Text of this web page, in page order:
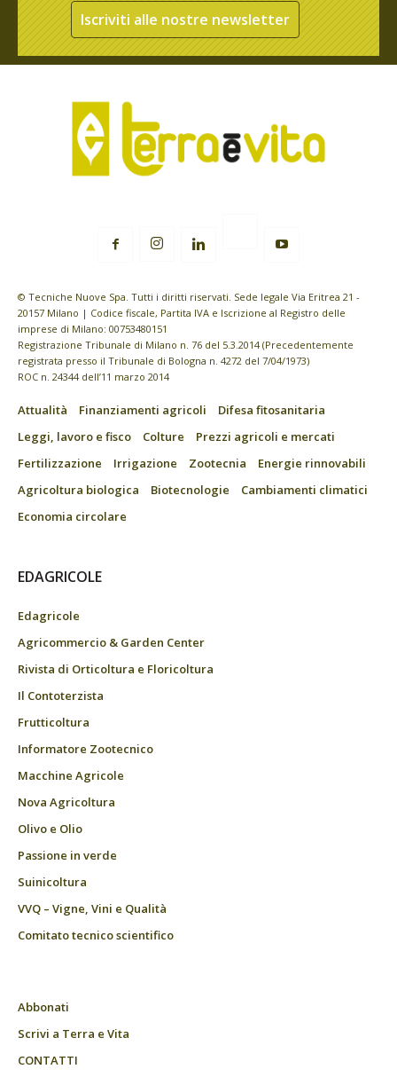
Iscriviti alle nostre newsletter
© Tecniche Nuove Spa. Tutti i diritti riservati. Sede legale Via Eritrea 21 -
20157 Milano | Codice fiscale, Partita IVA e Iscrizione al Registro delle
imprese di Milano: 00753480151
Registrazione Tribunale di Milano n. 76 del 5.3.2014 (Precedentemente
registrata presso il Tribunale di Bologna n. 4272 del 7/04/1973)
ROC n. 24344 dell’11 marzo 2014
Attualità Finanziamenti agricoli
Difesa fitosanitaria
Leggi, lavoro e fisco
Colture
Prezzi agricoli e mercati
Fertilizzazione
Irrigazione Zootecnia
Energie rinnovabili
Agricoltura biologica
Biotecnologie
Cambiamenti climatici
Economia circolare
EDAGRICOLE
Edagricole
Agricommercio & Garden Center
Rivista di Orticoltura e Floricoltura
Il Contoterzista
Frutticoltura
Informatore Zootecnico
Macchine Agricole
Nova Agricoltura
Olivo e Olio
Passione in verde
Suinicoltura
VVQ – Vigne, Vini e Qualità
Comitato tecnico scientifico
Abbonati
Scrivi a Terra e Vita
CONTATTI